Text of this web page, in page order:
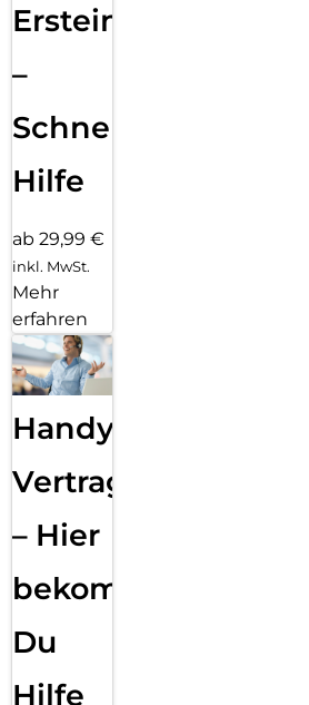
Ersteinrichtung
–
Schnelle
Hilfe
ab 29,99 €
inkl. MwSt.
Mehr
erfahren
Handy
Vertragsabwicklung
– Hier
bekommst
Du
Hilfe